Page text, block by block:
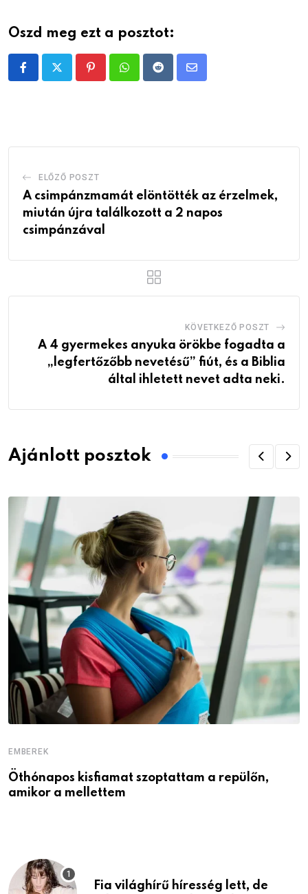
Oszd meg ezt a posztot:
PinterestWhatsappRedditShare
ELŐZŐ POSZT
A csimpánzmamát elöntötték az érzelmek,
miután újra találkozott a 2 napos
csimpánzával
KÖVETKEZŐ POSZT
A 4 gyermekes anyuka örökbe fogadta a
„legfertőzőbb nevetésű” fiút, és a Biblia
által ihletett nevet adta neki.
Ajánlott posztok
EMBEREK
Öthónapos kisfiamat szoptattam a repülőn,
amikor a mellettem
Fia világhírű híresség lett, de